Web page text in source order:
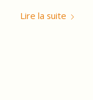
Lire la suite